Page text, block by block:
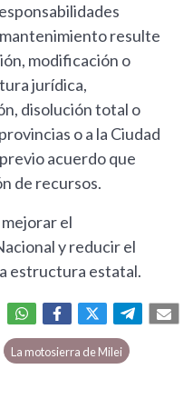
resulte
modificación o
jurídica,
disolución total o
o a la Ciudad
acuerdo que
de recursos.
el
y reducir el
estructura estatal.
La motosierra de Milei